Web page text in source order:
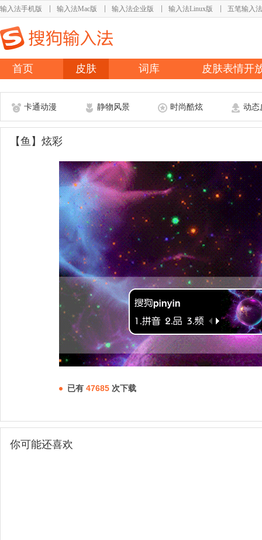
输入法手机版 输入法Mac版 输入法企业版 输入法Linux版 五笔输入法
首页 皮肤 词库 皮肤表情开
卡通动漫 静物风景 时尚酷炫 动态
【鱼】炫彩
已有 47685 次下载
你可能还喜欢